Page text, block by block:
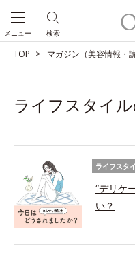
検索
メニュー
TOP マガジン（美容情報・
ライフスタイ
ライフスタ
“デリケ
い？